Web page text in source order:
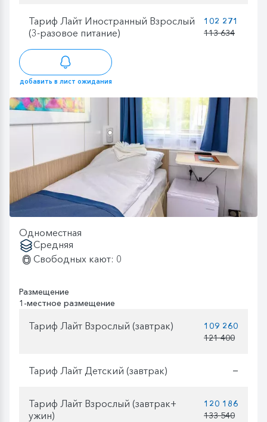
Тариф Лайт Иностранный Взрослый
(3-разовое питание)
102 271
113 634
добавить в лист ожидания
Одноместная
Средняя
Свободных кают: 0
Размещение
1-местное размещение
Тариф Лайт Взрослый (завтрак)
109 260
121 400
Тариф Лайт Детский (завтрак) —
Тариф Лайт Взрослый (завтрак+
ужин)
120 186
133 540